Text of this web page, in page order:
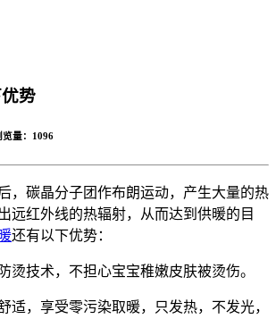
势
量： 1096
，碳晶分子团作布朗运动，产生大量的热
远红外线的热辐射，从而达到供暖的目
还有以下优势：
烫技术，不担心宝宝稚嫩皮肤被烫伤。
适，享受零污染取暖，只发热，不发光，